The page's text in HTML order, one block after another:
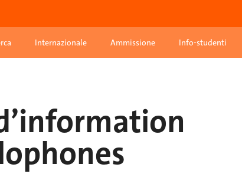
Internazionale Ammissione Info-studenti